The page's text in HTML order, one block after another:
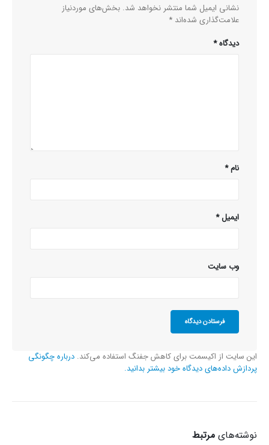
نشانی ایمیل شما منتشر نخواهد شد. بخش‌های موردنیاز
علامت‌گذاری شده‌اند *
دیدگاه*
نام*
ایمیل*
وب‌ سایت
این سایت از اکیسمت برای کاهش جفنگ استفاده می‌کند. درباره چگونگی
پردازش داده‌های دیدگاه خود بیشتر بدانید.
نوشته‌های مرتبط